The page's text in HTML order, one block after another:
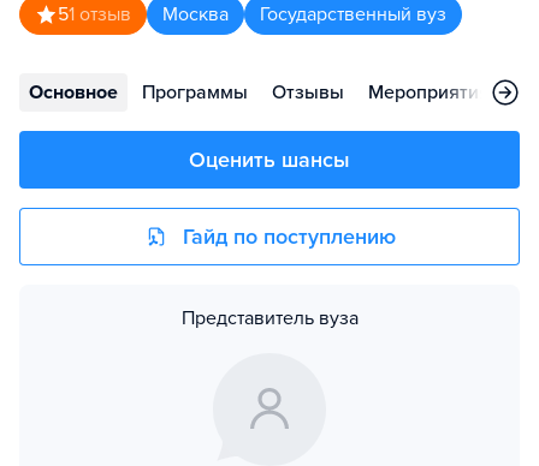
51 отзыв Москва Государственный вуз
Основное Программы Отзывы Мероприятия
Оценить шансы
Гайд по поступлению
Представитель вуза